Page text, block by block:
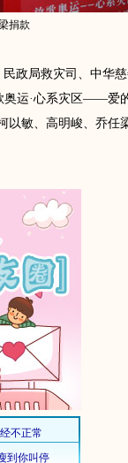
捐款
政局救灾司、中华慈
奥运·心系灾区——爱
以敏、高明峻、乔任